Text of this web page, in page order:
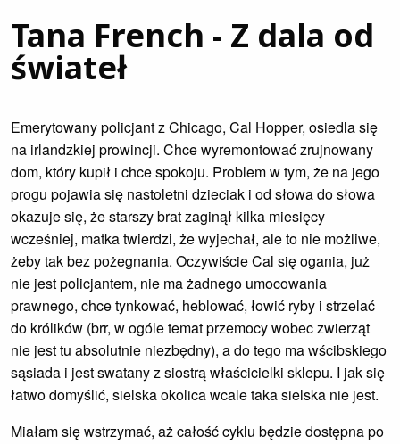
Tana French - Z dala od
świateł
Emerytowany policjant z Chicago, Cal Hopper, osiedla się
na irlandzkiej prowincji. Chce wyremontować zrujnowany
dom, który kupił i chce spokoju. Problem w tym, że na jego
progu pojawia się nastoletni dzieciak i od słowa do słowa
okazuje się, że starszy brat zaginął kilka miesięcy
wcześniej, matka twierdzi, że wyjechał, ale to nie możliwe,
żeby tak bez pożegnania. Oczywiście Cal się ogania, już
nie jest policjantem, nie ma żadnego umocowania
prawnego, chce tynkować, heblować, łowić ryby i strzelać
do królików (brr, w ogóle temat przemocy wobec zwierząt
nie jest tu absolutnie niezbędny), a do tego ma wścibskiego
sąsiada i jest swatany z siostrą właścicielki sklepu. I jak się
łatwo domyślić, sielska okolica wcale taka sielska nie jest.
Miałam się wstrzymać, aż całość cyklu będzie dostępna po